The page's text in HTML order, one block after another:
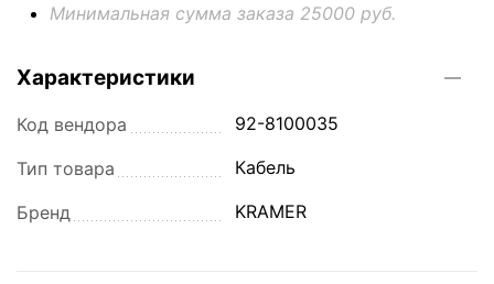
Минимальная сумма заказа 25000 руб.
Характеристики
Код вендора 92-8100035
Тип товара Кабель
Бренд KRAMER